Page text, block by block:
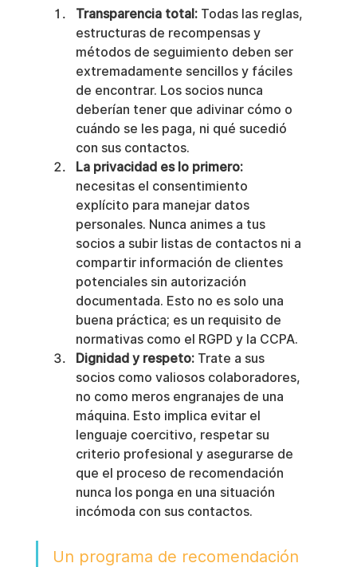
Transparencia total: Todas las reglas,
estructuras de recompensas y
métodos de seguimiento deben ser
extremadamente sencillos y fáciles
de encontrar. Los socios nunca
deberían tener que adivinar cómo o
cuándo se les paga, ni qué sucedió
con sus contactos.
La privacidad es lo primero:
necesitas el consentimiento
explícito para manejar datos
personales. Nunca animes a tus
socios a subir listas de contactos ni a
compartir información de clientes
potenciales sin autorización
documentada. Esto no es solo una
buena práctica; es un requisito de
normativas como el RGPD y la CCPA.
Dignidad y respeto: Trate a sus
socios como valiosos colaboradores,
no como meros engranajes de una
máquina. Esto implica evitar el
lenguaje coercitivo, respetar su
criterio profesional y asegurarse de
que el proceso de recomendación
nunca los ponga en una situación
incómoda con sus contactos.
Un programa de recomendación